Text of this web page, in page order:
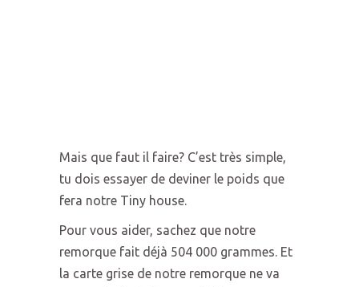
Mais que faut il faire? C’est très simple,
tu dois essayer de deviner le poids que
fera notre Tiny house.
Pour vous aider, sachez que notre
remorque fait déjà 504 000 grammes. Et
la carte grise de notre remorque ne va